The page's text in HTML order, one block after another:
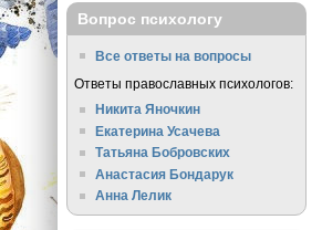
Вопрос психологу
Все ответы на вопросы
Ответы православных психологов:
Никита Яночкин
Екатерина Усачева
Татьяна Бобровских
Анастасия Бондарук
Анна Лелик